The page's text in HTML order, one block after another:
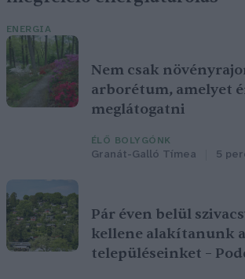
ENERGIA
Nem csak
arborétum, amelyet
meglátogatni
ÉLŐ BOLYGÓNK
Granát-Galló Tímea 5
Pár éven belül
kellene alakítanunk a
településeinket –